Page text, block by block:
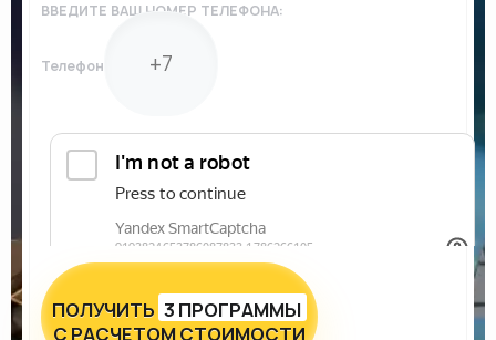
ВВЕДИТЕ ВАШ НОМЕР ТЕЛЕФОНА:
Телефон
ПОЛУЧИТЬ 3 ПРОГРАММЫ
С РАСЧЕТОМ СТОИМОСТИ